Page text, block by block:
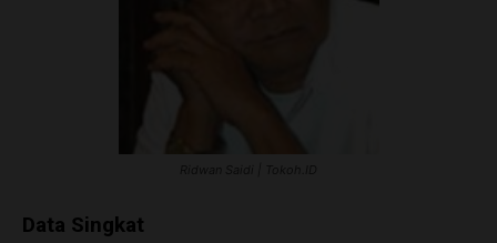
Data Singkat